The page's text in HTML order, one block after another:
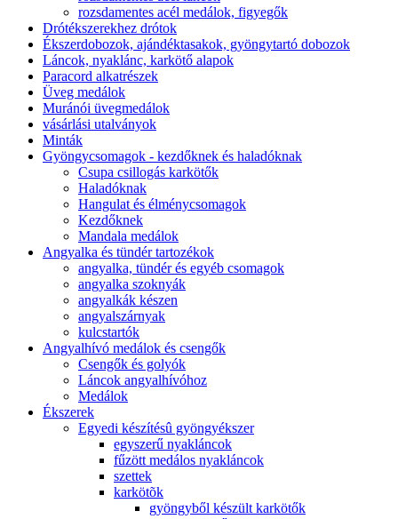
rozsdamentes acél medálok, figyegők
Drótékszerekhez drótok
Ékszerdobozok, ajándéktasakok, gyöngytartó dobozok
Láncok, nyaklánc, karkötő alapok
Paracord alkatrészek
Üveg medálok
Muránói üvegmedálok
vásárlási utalványok
Minták
Gyöngycsomagok - kezdőknek és haladóknak
Csupa csillogás karkötők
Haladóknak
Hangulat és élménycsomagok
Kezdőknek
Mandala medálok
Angyalka és tündér tartozékok
angyalka, tündér és egyéb csomagok
angyalka szoknyák
angyalkák készen
angyalszárnyak
kulcstartók
Angyalhívó medálok és csengők
Csengők és golyók
Láncok angyalhívóhoz
Medálok
Ékszerek
Egyedi készítésû gyöngyékszer
egyszerű nyakláncok
fűzött medálos nyakláncok
szettek
karkötõk
gyöngyből készült karkötők